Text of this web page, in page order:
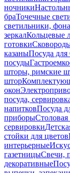
ночники
браТочечные
светильники,
зеркалКольцевые
готовки
казаныПосуда
посуды
шторы, римские
штор
окон
посуда,
напитковПосуда
приборыСтоловая
сервировки
стойки для цветов
интерьерные
газетницыСвечи,
декоративные